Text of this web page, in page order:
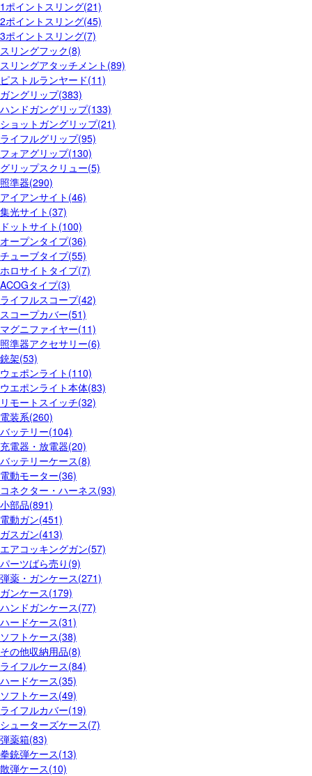
1ポイントスリング(21)
2ポイントスリング(45)
3ポイントスリング(7)
スリングフック(8)
スリングアタッチメント(89)
ピストルランヤード(11)
ガングリップ(383)
ハンドガングリップ(133)
ショットガングリップ(21)
ライフルグリップ(95)
フォアグリップ(130)
グリップスクリュー(5)
照準器(290)
アイアンサイト(46)
集光サイト(37)
ドットサイト(100)
オープンタイプ(36)
チューブタイプ(55)
ホロサイトタイプ(7)
ACOGタイプ(3)
ライフルスコープ(42)
スコープカバー(51)
マグニファイヤー(11)
照準器アクセサリー(6)
銃架(53)
ウェポンライト(110)
ウエポンライト本体(83)
リモートスイッチ(32)
電装系(260)
バッテリー(104)
充電器・放電器(20)
バッテリーケース(8)
電動モーター(36)
コネクター・ハーネス(93)
小部品(891)
電動ガン(451)
ガスガン(413)
エアコッキングガン(57)
パーツばら売り(9)
弾薬・ガンケース(271)
ガンケース(179)
ハンドガンケース(77)
ハードケース(31)
ソフトケース(38)
その他収納用品(8)
ライフルケース(84)
ハードケース(35)
ソフトケース(49)
ライフルカバー(19)
シューターズケース(7)
弾薬箱(83)
拳銃弾ケース(13)
散弾ケース(10)